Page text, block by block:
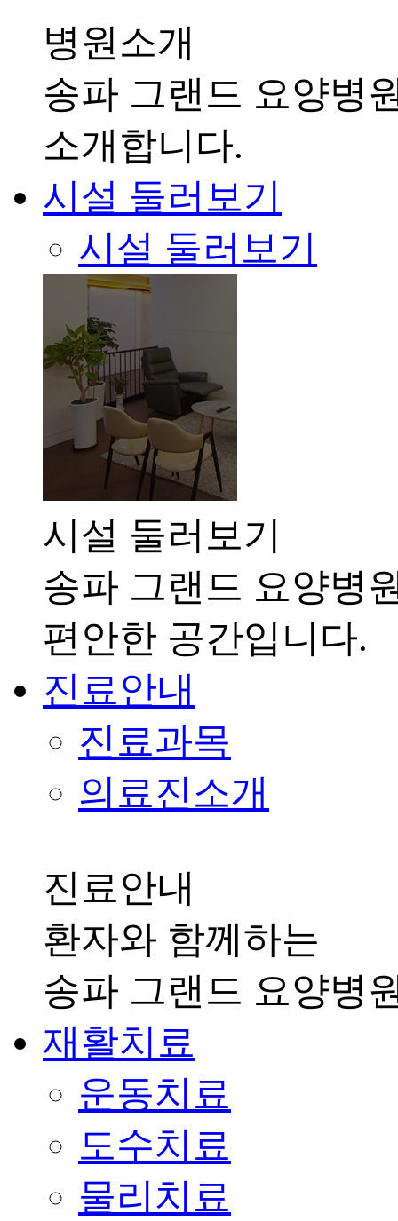
병원소개
송파 그랜드 요양병
소개합니다.
시설 둘러보기
시설 둘러보기
시설 둘러보기
송파 그랜드 요양병
편안한 공간입니다.
진료안내
진료과목
의료진소개
진료안내
환자와 함께하는
송파 그랜드 요양병
재활치료
운동치료
도수치료
물리치료